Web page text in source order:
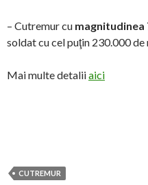
– Cutremur cu magnitudinea
soldat cu cel puţin 230.000 de
Mai multe detaliiaici
CUTREMUR